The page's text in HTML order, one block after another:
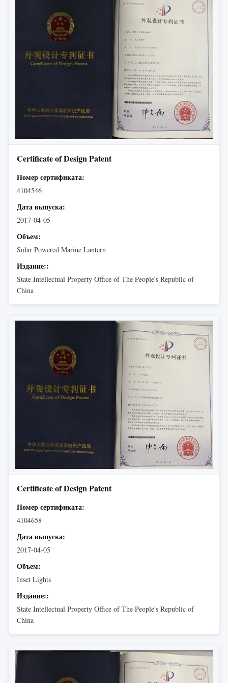
Certificate of Design Patent
Номер сертификата:
4104546
Дата выпуска:
2017-04-05
Объем:
Solar Powered Marine Lantern
Издание::
State Intellectual Property Office of The People's Republic of
China
Certificate of Design Patent
Номер сертификата:
4104658
Дата выпуска:
2017-04-05
Объем:
Inset Lights
Издание::
State Intellectual Property Office of The People's Republic of
China